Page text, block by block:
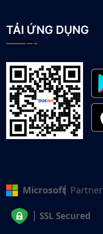
TẢI ỨNG DỤNG
Microsoft Partner
SSL Secured